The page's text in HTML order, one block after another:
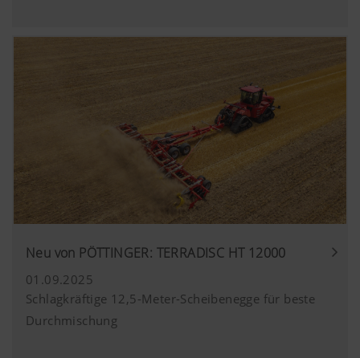
Neu von PÖTTINGER: TERRADISC HT 12000
01.09.2025
Schlagkräftige 12,5-Meter-Scheibenegge für beste
Durchmischung